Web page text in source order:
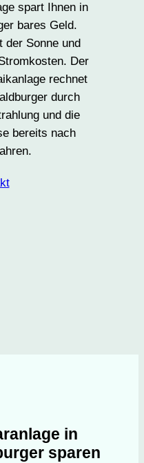
spart Ihnen in
bares Geld.
der Sonne und
Der
rechnet
durch
und die
bereits nach
in
sparen